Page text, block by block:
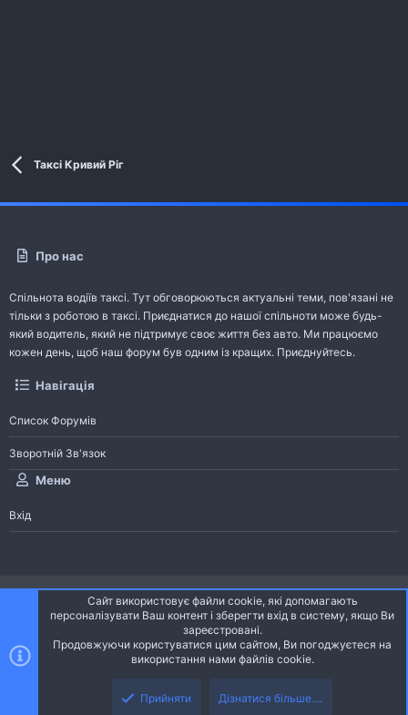
Таксі Кривий Ріг
Про нас
Спільнота водіїв таксі. Тут обговорюються актуальні теми, пов'язані не
тільки з роботою в таксі. Приєднатися до нашої спільноти може будь-
який водитель, який не підтримує своє життя без авто. Ми працюємо
кожен день, щоб наш форум був одним із кращих. Приєднуйтесь.
Навігація
Список Форумів
Зворотній Зв'язок
Меню
Вхід
Ніч
Українська (UA)
Community platform by XenForo® © 2010-2026 XenForo Ltd.
Community platform by XenForo © 2010-2022 XenForo Ltd. | dev: Pages
Сайт використовує файли cookie, які допомагають
персоналізувати Ваш контент і зберегти вхід в систему, якщо Ви
зареєстровані.
Продовжуючи користуватися цим сайтом, Ви погоджуєтеся на
використання нами файлів cookie.
Прийняти Дізнатися більше....